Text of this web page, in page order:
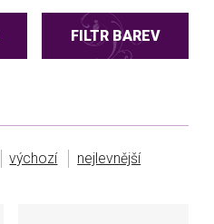
FILTR BAREV
výchozí
nejlevnější